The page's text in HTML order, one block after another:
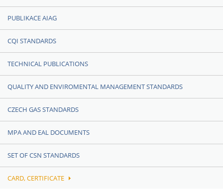
PUBLIKACE AIAG
CQI STANDARDS
TECHNICAL PUBLICATIONS
QUALITY AND ENVIROMENTAL MANAGEMENT STANDARDS
CZECH GAS STANDARDS
MPA AND EAL DOCUMENTS
SET OF CSN STANDARDS
CARD, CERTIFICATE